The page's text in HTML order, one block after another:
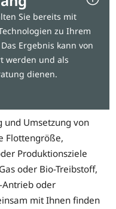
Sie bereits mit
zu Ihrem
Ergebnis kann von
werden und als
dienen.
und Umsetzung von
Flottengröße,
Produktionsziele
oder Bio-Treibstoff,
Antrieb oder
mit Ihnen finden